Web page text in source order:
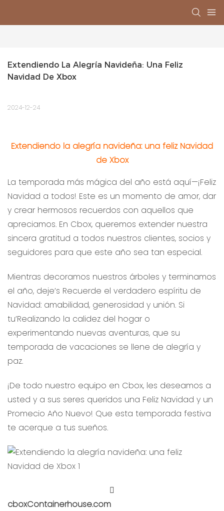
Extendiendo La Alegría Navideña: Una Feliz
Navidad De Xbox
2024-12-24
Extendiendo la alegría navideña: una feliz Navidad
de Xbox
La temporada más mágica del año está aquí—¡Feliz
Navidad a todos! Este es un momento de amor, dar
y crear hermosos recuerdos con aquellos que
apreciamos. En Cbox, queremos extender nuestra
sincera gratitud a todos nuestros clientes, socios y
seguidores para que este año sea tan especial.
Mientras decoramos nuestros árboles y terminamos
el año, deje’s Recuerde el verdadero espíritu de
Navidad: amabilidad, generosidad y unión. Si
tu’Realizando la calidez del hogar o
experimentando nuevas aventuras, que su
temporada de vacaciones se llene de alegría y
paz.
¡De todo nuestro equipo en Cbox, les deseamos a
usted y a sus seres queridos una Feliz Navidad y un
Promecio Año Nuevo! Que esta temporada festiva
te acerque a tus sueños.
cboxContainerhouse.com